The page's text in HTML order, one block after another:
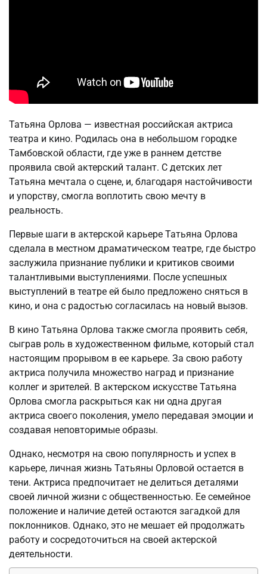
Татьяна Орлова — известная российская актриса
театра и кино. Родилась она в небольшом городке
Тамбовской области, где уже в раннем детстве
проявила свой актерский талант. С детских лет
Татьяна мечтала о сцене, и, благодаря настойчивости
и упорству, смогла воплотить свою мечту в
реальность.
Первые шаги в актерской карьере Татьяна Орлова
сделала в местном драматическом театре, где быстро
заслужила признание публики и критиков своими
талантливыми выступлениями. После успешных
выступлений в театре ей было предложено сняться в
кино, и она с радостью согласилась на новый вызов.
В кино Татьяна Орлова также смогла проявить себя,
сыграв роль в художественном фильме, который стал
настоящим прорывом в ее карьере. За свою работу
актриса получила множество наград и признание
коллег и зрителей. В актерском искусстве Татьяна
Орлова смогла раскрыться как ни одна другая
актриса своего поколения, умело передавая эмоции и
создавая неповторимые образы.
Однако, несмотря на свою популярность и успех в
карьере, личная жизнь Татьяны Орловой остается в
тени. Актриса предпочитает не делиться деталями
своей личной жизни с общественностью. Ее семейное
положение и наличие детей остаются загадкой для
поклонников. Однако, это не мешает ей продолжать
работу и сосредоточиться на своей актерской
деятельности.